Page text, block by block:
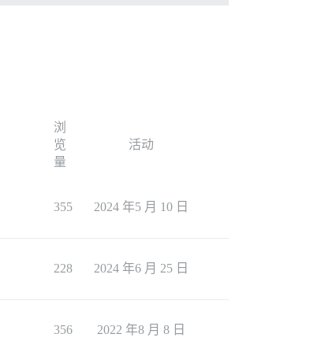
浏
览
量
活动
355 2024 年5 月 10 日
228 2024 年6 月 25 日
356 2022 年8 月 8 日